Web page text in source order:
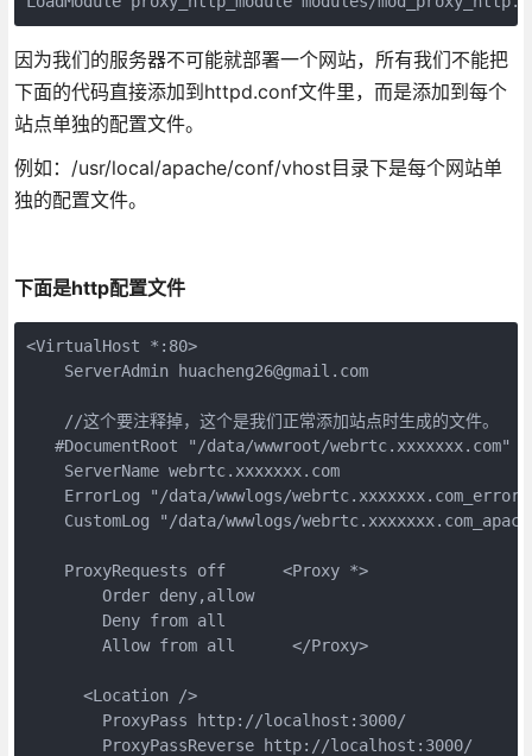
因为我们的服务器不可能就部署一个网站，所有我们不能把
下面的代码直接添加到httpd.conf文件里，而是添加到每个
站点单独的配置文件。
例如：/usr/local/apache/conf/vhost目录下是每个网站单
独的配置文件。
下面是http配置文件
<VirtualHost *:80>
    ServerAdmin huacheng26@gmail.com
    //这个要注释掉，这个是我们正常添加站点时生成的文件。
   #DocumentRoot "/data/wwwroot/webrtc.xxxxxxx.com"
    ServerName webrtc.xxxxxxx.com
ErrorLog "/data/wwwlogs/
CustomLog "/data/wwwlogs/
    ProxyRequests off      <Proxy *>
        Order deny,allow
        Deny from all
        Allow from all      </Proxy>
      <Location />
        ProxyPass http://localhost:3000/
        ProxyPassReverse http://localhost:3000/